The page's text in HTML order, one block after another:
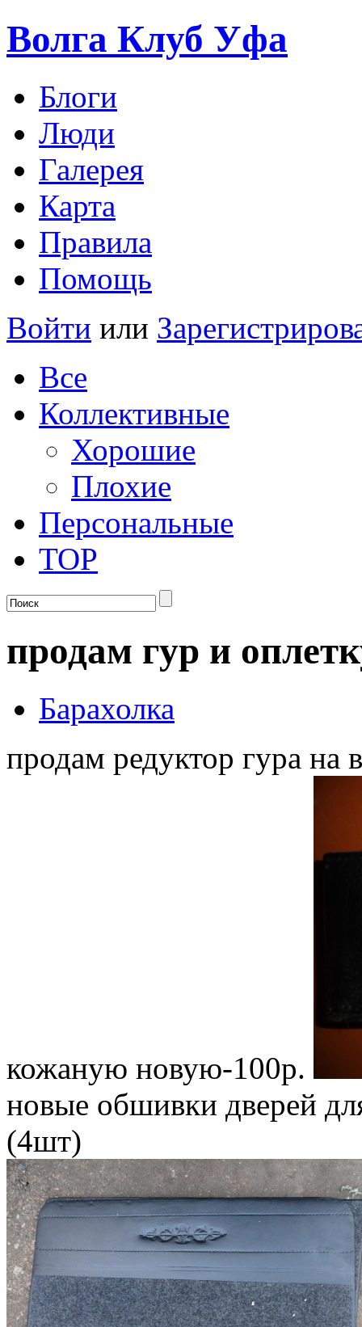
Волга Клуб Уфа
Блоги
Люди
Галерея
Карта
Правила
Помощь
Войти или
Все
Коллективные
Хорошие
Плохие
Персональные
TOP
продам гур и
Барахолка
продам редуктор гура на
кожаную новую-100р.
новые обшивки дверей
(4шт)